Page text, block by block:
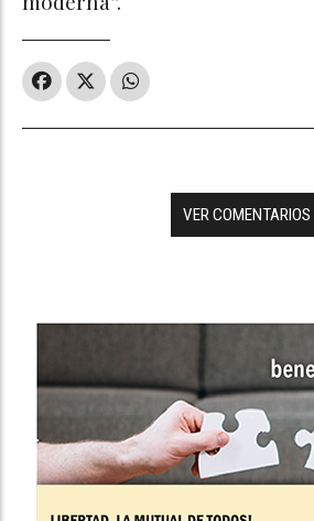
VER COMENTARIOS